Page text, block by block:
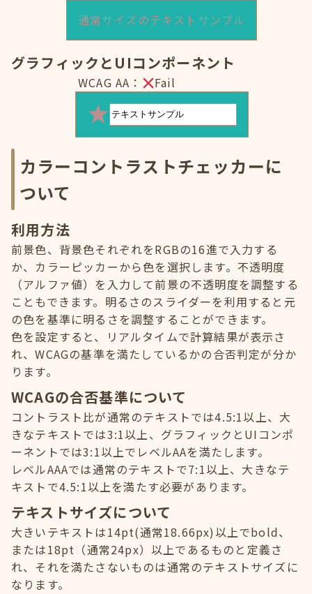
通常サイズのテキストサンプル
グラフィックとUIコンポーネント
WCAG AA： Fail
カラーコントラストチェッカーに
ついて
利用方法
前景色、背景色それぞれをRGBの16進で入力する
か、カラーピッカーから色を選択します。不透明度
（アルファ値）を入力して前景の不透明度を調整する
こともできます。明るさのスライダーを利用すると元
の色を基準に明るさを調整することができます。
色を設定すると、リアルタイムで計算結果が表示さ
れ、WCAGの基準を満たしているかの合否判定が分か
ります。
WCAGの合否基準について
コントラスト比が通常のテキストでは4.5:1以上、大
きなテキストでは3:1以上、グラフィックとUIコンポ
ーネントでは3:1以上でレベルAAを満たします。
レベルAAAでは通常のテキストで7:1以上、大きなテ
キストで4.5:1以上を満たす必要があります。
テキストサイズについて
大きいテキストは14pt(通常18.66px)以上でbold、
または18pt（通常24px）以上であるものと定義さ
れ、それを満たさないものは通常のテキストサイズに
なります。